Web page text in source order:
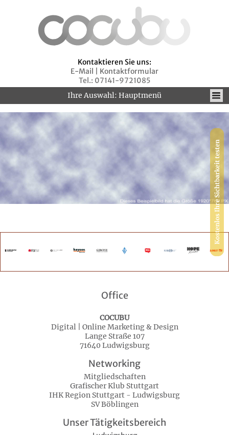
Kontaktieren Sie uns:
E-Mail
Kontaktformular
Tel.: 07141-9721085
Ihre Auswahl: Hauptmenü
Office
COCUBU
Digital | Online Marketing & Design
Lange Straße 107
71640 Ludwigsburg
Networking
Mitgliedschaften
Grafischer Klub Stuttgart
IHK Region Stuttgart - Ludwigsburg
SV Böblingen
Unser Tätigkeitsbereich